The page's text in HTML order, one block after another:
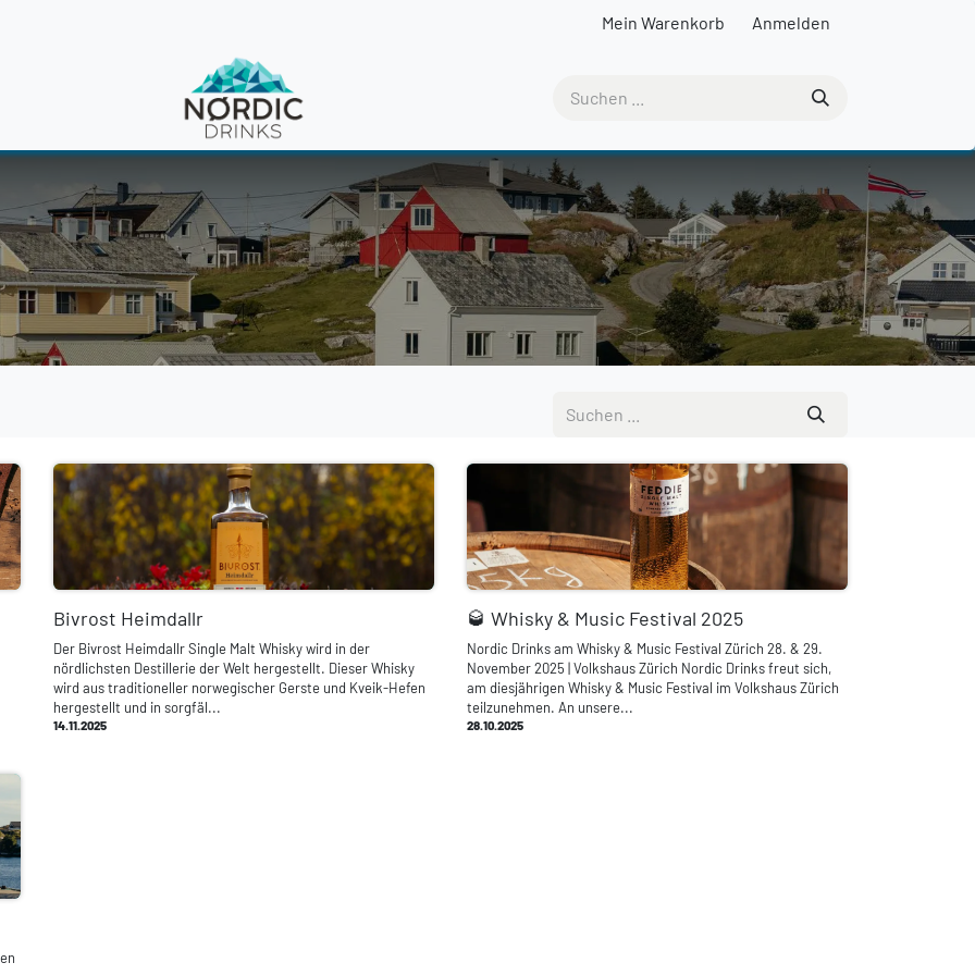
Mein Warenkorb Anmelden
Bivrost Heimdallr
Der Bivrost Heimdallr Single Malt Whisky wird in der
nördlichsten Destillerie der Welt hergestellt. Dieser Whisky
wird aus traditioneller norwegischer Gerste und Kveik-Hefen
hergestellt und in sorgfäl...
14.11.2025
🥃 Whisky & Music Festival 2025
Nordic Drinks am Whisky & Music Festival Zürich 28. & 29.
November 2025 | Volkshaus Zürich Nordic Drinks freut sich,
am diesjährigen Whisky & Music Festival im Volkshaus Zürich
teilzunehmen. An unsere...
28.10.2025